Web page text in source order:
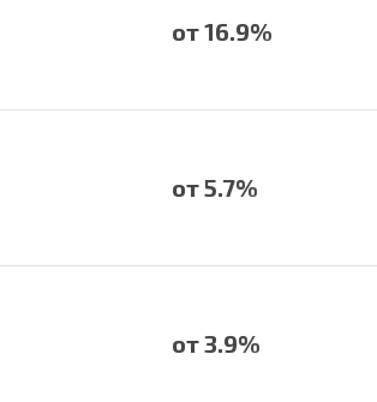
от 16.9%
от 5.7%
от 3.9%